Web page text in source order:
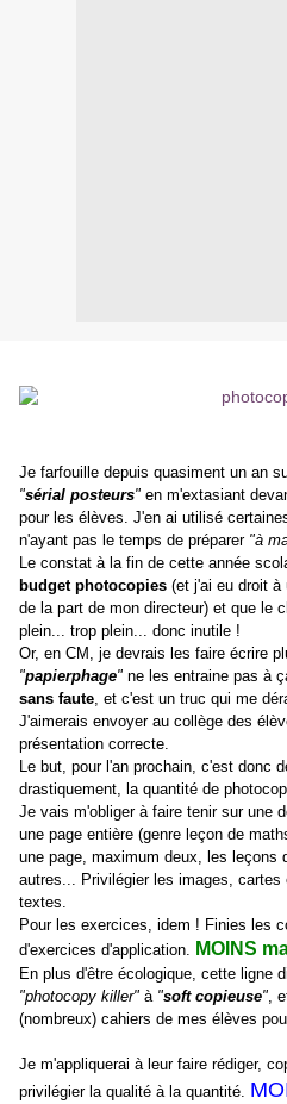
Je farfouille depuis quasiment un an
"sérial posteurs" en m'extasiant
pour les élèves. J'en ai utilisé
n'ayant pas le temps de préparer "à
Le constat à la fin de cette année
budget photocopies (et j'ai eu droit à
de la part de mon directeur) et que le
plein... trop plein... donc inutile !
Or, en CM, je devrais les faire écrire
"papierphage" ne les entraine pas à
sans faute, et c'est un truc qui me
J'aimerais envoyer au collège des
présentation correcte.
Le but, pour l'an prochain, c'est donc
drastiquement, la quantité de
Je vais m'obliger à faire tenir sur une
une page entière (genre leçon de
une page, maximum deux, les leçons
autres... Privilégier les images, cartes
textes.
Pour les exercices, idem ! Finies les
d'exercices d'application. MOINS
En plus d'être écologique, cette ligne
"photocopy killer" à "soft copieuse",
(nombreux) cahiers de mes élèves
Je m'appliquerai à leur faire rédiger,
privilégier la qualité à la quantité.